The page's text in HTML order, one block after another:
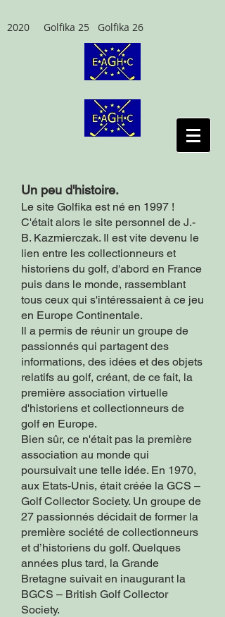
2020 Golfika 25 Golfika 26
Un peu d'histoire.
Le site Golfika est né en 1997 !
C'était alors le site personnel de J.-
B. Kazmierczak. Il est vite devenu le
lien entre les collectionneurs et
historiens du golf, d'abord en France
puis dans le monde, rassemblant
tous ceux qui s'intéressaient à ce jeu
en Europe Continentale.
Il a permis de réunir un groupe de
passionnés qui partagent des
informations, des idées et des objets
relatifs au golf, créant, de ce fait, la
première association virtuelle
d'historiens et collectionneurs de
golf en Europe.
Bien sûr, ce n'était pas la première
association au monde qui
poursuivait une telle idée. En 1970,
aux Etats-Unis, était créée la GCS –
Golf Collector Society. Un groupe de
27 passionnés décidait de former la
première société de collectionneurs
et d’historiens du golf. Quelques
années plus tard, la Grande
Bretagne suivait en inaugurant la
BGCS – British Golf Collector
Society.